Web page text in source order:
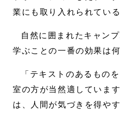
業にも取り入れられている
自然に囲まれたキャン
学ぶことの一番の効果は
「テキストのあるもの
室の方が当然適していま
は、人間が気づきを得や